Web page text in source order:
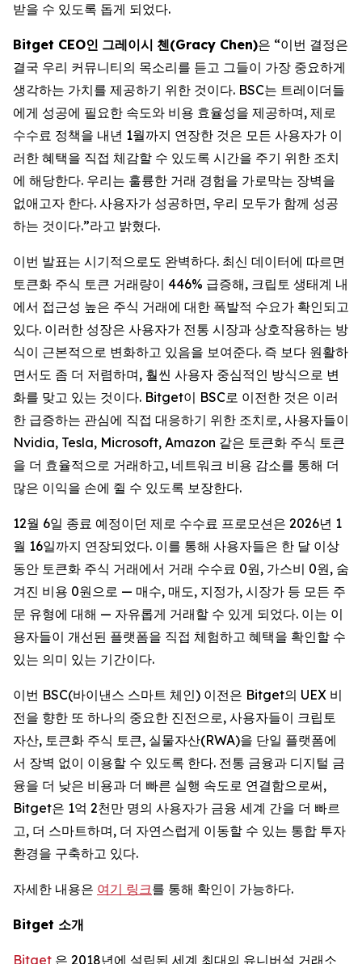
받을 수 있도록 돕게 되었다.
Bitget CEO인 그레이시 첸(Gracy Chen)은 “이번 결정은
결국 우리 커뮤니티의 목소리를 듣고 그들이 가장 중요하게
생각하는 가치를 제공하기 위한 것이다. BSC는 트레이더들
에게 성공에 필요한 속도와 비용 효율성을 제공하며, 제로
수수료 정책을 내년 1월까지 연장한 것은 모든 사용자가 이
러한 혜택을 직접 체감할 수 있도록 시간을 주기 위한 조치
에 해당한다. 우리는 훌륭한 거래 경험을 가로막는 장벽을
없애고자 한다. 사용자가 성공하면, 우리 모두가 함께 성공
하는 것이다.”라고 밝혔다.
이번 발표는 시기적으로도 완벽하다. 최신 데이터에 따르면
토큰화 주식 토큰 거래량이 446% 급증해, 크립토 생태계 내
에서 접근성 높은 주식 거래에 대한 폭발적 수요가 확인되고
있다. 이러한 성장은 사용자가 전통 시장과 상호작용하는 방
식이 근본적으로 변화하고 있음을 보여준다. 즉 보다 원활하
면서도 좀 더 저렴하며, 훨씬 사용자 중심적인 방식으로 변
화를 맞고 있는 것이다. Bitget이 BSC로 이전한 것은 이러
한 급증하는 관심에 직접 대응하기 위한 조치로, 사용자들이
Nvidia, Tesla, Microsoft, Amazon 같은 토큰화 주식 토큰
을 더 효율적으로 거래하고, 네트워크 비용 감소를 통해 더
많은 이익을 손에 쥘 수 있도록 보장한다.
12월 6일 종료 예정이던 제로 수수료 프로모션은 2026년 1
월 16일까지 연장되었다. 이를 통해 사용자들은 한 달 이상
동안 토큰화 주식 거래에서 거래 수수료 0원, 가스비 0원, 숨
겨진 비용 0원으로 — 매수, 매도, 지정가, 시장가 등 모든 주
문 유형에 대해 — 자유롭게 거래할 수 있게 되었다. 이는 이
용자들이 개선된 플랫폼을 직접 체험하고 혜택을 확인할 수
있는 의미 있는 기간이다.
이번 BSC(바이낸스 스마트 체인) 이전은 Bitget의 UEX 비
전을 향한 또 하나의 중요한 진전으로, 사용자들이 크립토
자산, 토큰화 주식 토큰, 실물자산(RWA)을 단일 플랫폼에
서 장벽 없이 이용할 수 있도록 한다. 전통 금융과 디지털 금
융을 더 낮은 비용과 더 빠른 실행 속도로 연결함으로써,
Bitget은 1억 2천만 명의 사용자가 금융 세계 간을 더 빠르
고, 더 스마트하며, 더 자연스럽게 이동할 수 있는 통합 투자
환경을 구축하고 있다.
자세한 내용은 여기 링크를 통해 확인이 가능하다.
Bitget 소개
Bitget 은 2018년에 설립된 세계 최대의 유니버설 거래소